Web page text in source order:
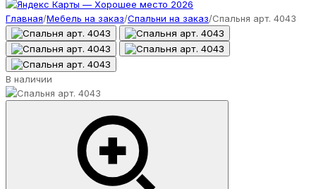
Главная/Мебель на заказ/Спальни на заказ/Спальня арт. 4043
В наличии